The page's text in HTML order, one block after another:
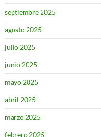
septiembre 2025
agosto 2025
julio 2025
junio 2025
mayo 2025
abril 2025
marzo 2025
febrero 2025